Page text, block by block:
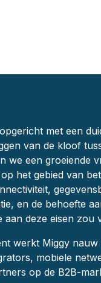
met een
van de kloof
we een groeiende
het gebied van
en de behoefte
aan deze eisen zou
werkt Miggy nauw
mobiele
op de B2B-